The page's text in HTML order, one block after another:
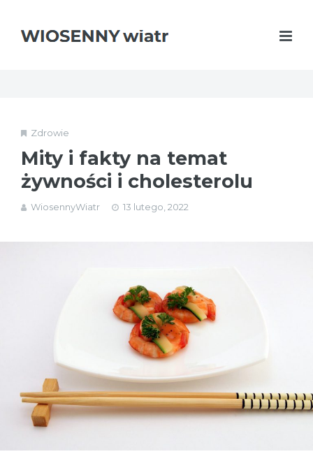
Zdrowie
Mity i fakty na temat
żywności i cholesterolu
WiosennyWiatr 13 lutego, 2022